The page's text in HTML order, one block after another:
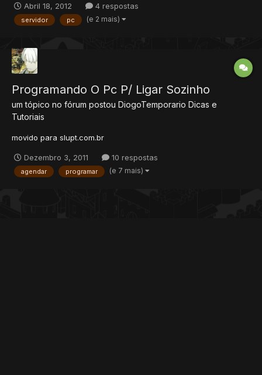
aparecer: José (mundo1) João (mundo 2) Problema 2: Já
configurei os 2 servidores um com world = 0 e outro world...
Abril 18, 2012 4 respostas
servidor pc (e 2 mais)
Programando O Pc P/ Ligar Sozinho
um tópico no fórum postou DiogoTemporario Dicas e
Tutoriais
movido para slupt.com.br
Dezembro 3, 2011 10 respostas
agendar programar (e 7 mais)